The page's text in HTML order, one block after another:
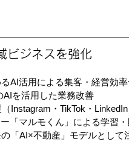
ビジネスを強化
AI活用による集客・経営効率
AIを活用した業務改善
Instagram・TikTok・LinkedIn
「マルモくん」による学習
「AI×不動産」モデルとして